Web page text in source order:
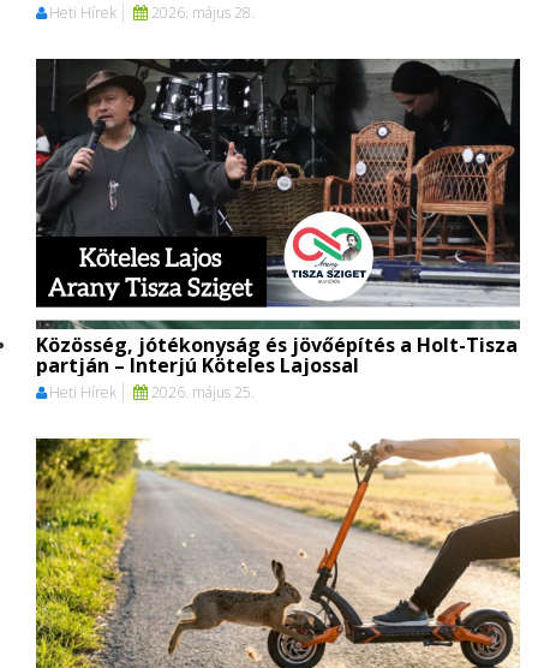
Heti Hírek 2026. május 28.
Közösség, jótékonyság és jövőépítés a Holt-Tisza
partján – Interjú Köteles Lajossal
Heti Hírek 2026. május 25.